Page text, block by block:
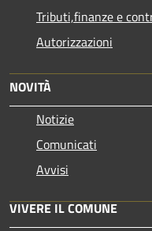
Tributi,finanze e
Autorizzazioni
NOVITÀ
Notizie
Comunicati
Avvisi
VIVERE IL COMUNE